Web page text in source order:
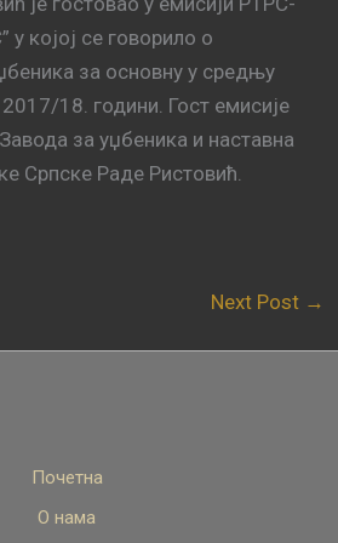
којој се говорило о
за основну у средњу
18. години. Гост емисије
за уџбеника и наставна
Српске Раде Ристовић.
Next Post →
Почетна
О нама